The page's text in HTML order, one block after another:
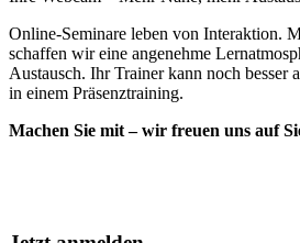
Online-Seminare leben von Interaktion.
schaffen wir eine angenehme
Austausch. Ihr Trainer kann noch besser
in einem Präsenztraining.
Machen Sie mit – wir freuen uns auf